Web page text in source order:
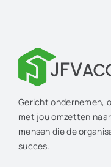
Gericht ondernemen,
met jou omzetten
mensen die de
succes.